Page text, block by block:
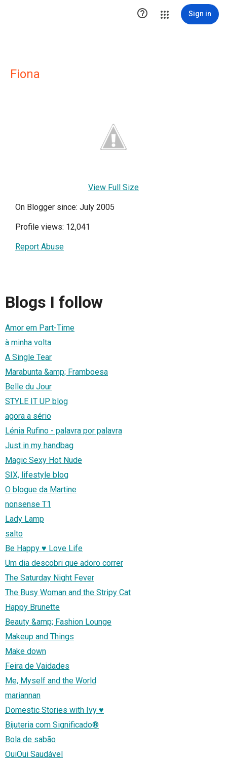
 Sign in
Fiona
View Full Size
On Blogger since: July 2005
Profile views: 12,041
Report Abuse
Blogs I follow
Amor em Part-Time
à minha volta
A Single Tear
Marabunta &amp; Framboesa
Belle du Jour
STYLE IT UP blog
agora a sério
Lénia Rufino - palavra por palavra
Just in my handbag
Magic Sexy Hot Nude
SIX, lifestyle blog
O blogue da Martine
nonsense T1
Lady Lamp
salto
Be Happy ♥ Love Life
Um dia descobri que adoro correr
The Saturday Night Fever
The Busy Woman and the Stripy Cat
Happy Brunette
Beauty &amp; Fashion Lounge
Makeup and Things
Make down
Feira de Vaidades
Me, Myself and the World
mariannan
Domestic Stories with Ivy ♥
Bijuteria com Significado®
Bola de sabão
OuiOui Saudável